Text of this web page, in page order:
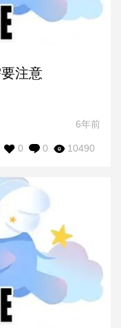
注意
6年前
10490
0
0